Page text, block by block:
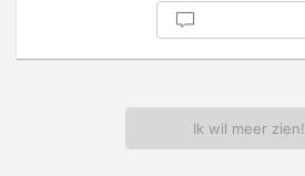
Ik wil meer zien!